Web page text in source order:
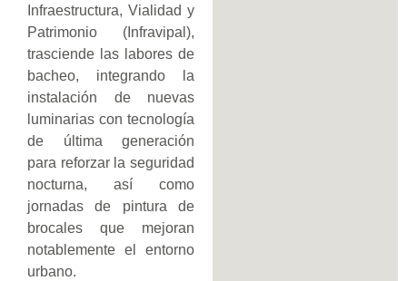
Infraestructura, Vialidad y
Patrimonio (Infravipal),
trasciende las labores de
bacheo, integrando la
instalación de nuevas
luminarias con tecnología
de última generación
para reforzar la seguridad
nocturna, así como
jornadas de pintura de
brocales que mejoran
notablemente el entorno
urbano.